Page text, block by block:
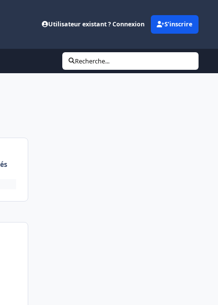
Utilisateur existant ? Connexion S’inscrire
Recherche...